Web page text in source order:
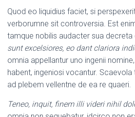
Quod eo liquidius faciet, si
verborumne sit controversia. Est
tamque nobilis audacter sua decreta
sunt excelsiores, eo dant clariora
omnia appellantur uno ingenii
habent, ingeniosi vocantur. Scaevola
ad plebem vellentne de ea re quaeri.
Teneo, inquit, finem illi videri nihil